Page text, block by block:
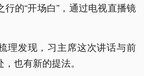
的“开场白”，通过电视直播镜
理发现，习主席这次讲话与前
也有新的提法。